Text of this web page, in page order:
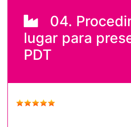
04.
lugar para
PDT